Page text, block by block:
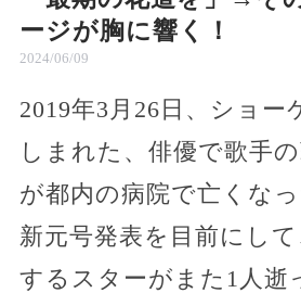
ージが胸に響く！
2024/06/09
2019年3月26日、ショー
しまれた、俳優で歌手
が都内の病院で亡くなっ
新元号発表を目前にし
するスターがまた1人逝